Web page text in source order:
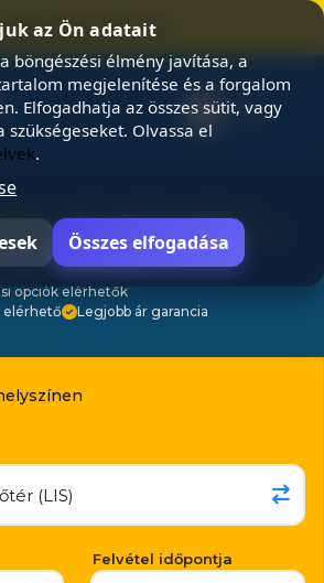
az Ön adatait
böngészési élmény javítása, a
megjelenítése és a forgalom
Elfogadhatja az összes sütit, vagy
Olvassa el
.
Összes elfogadása
SALE 25% OFF ⭐
⭐ Ingyenes lemondás ⭐
opciók elérhetők
elérhető
Legjobb ár garancia
Felvétel időpontja